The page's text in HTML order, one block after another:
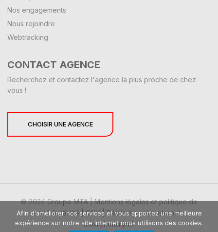
Nos engagements
Nous rejoindre
Webtracking
CONTACT AGENCE
Recherchez et contactez l'agence la plus proche de chez
vous !
CHOISIR UNE AGENCE
© 2024 Groupe MTA |Mentions légales et politique de
confidentialité|CGV| Réalisation site internet :
www.cheminjm.fr
Afin d'améliorer nos services et vous apportez une meilleure
expérience sur notre site internet nous utilisons des cookies.